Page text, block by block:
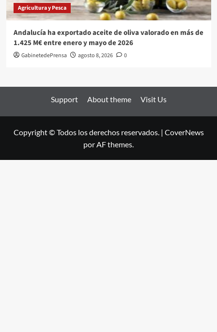
Agricultura y Pesca
Andalucía ha exportado aceite de oliva valorado en más de
1.425 M€ entre enero y mayo de 2026
GabinetedePrensa agosto 8, 2026 0
Support About theme Visit Us
Copyright © Todos los derechos reservados. | CoverNews
por AF themes.